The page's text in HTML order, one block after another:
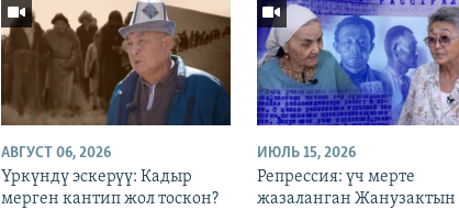
АВГУСТ 06, 2026
Үркүндү эскерүү: Кадыр
мерген кантип жол тоскон?
ИЮЛЬ 15, 2026
Репрессия: үч мерте
жазаланган Жанузактын